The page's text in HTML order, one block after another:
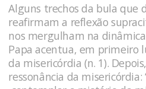
Alguns trechos da bula que
reafirmam a reflexão
nos mergulham na
Papa acentua, em primeiro
da misericórdia (n. 1).
ressonância da misericórdia: